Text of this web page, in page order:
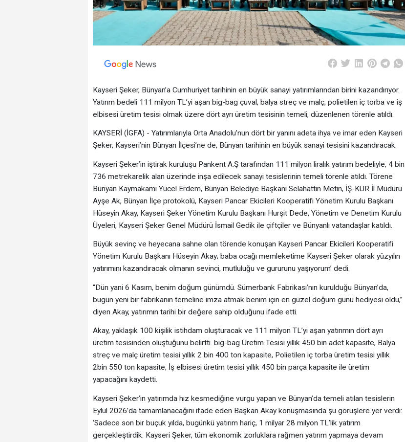
Kayseri Şeker, Bünyan’a Cumhuriyet tarihinin en büyük sanayi yatırımlarından birini kazandırıyor.
Yatırım bedeli 111 milyon TL’yi aşan big-bag çuval, balya streç ve malç, polietilen iç torba ve iş
elbisesi üretim tesisi olmak üzere dört ayrı üretim tesisinin temeli, düzenlenen törenle atıldı.
KAYSERİ (İGFA) - Yatırımlarıyla Orta Anadolu’nun dört bir yanını adeta ihya ve imar eden Kayseri
Şeker, Kayseri’nin Bünyan İlçesi’ne de, Bünyan tarihinin en büyük sanayi tesisini kazandıracak.
Kayseri Şeker’in iştirak kuruluşu Pankent A.Ş tarafından 111 milyon liralık yatırım bedeliyle, 4 bin
736 metrekarelik alan üzerinde inşa edilecek sanayi tesislerinin temeli törenle atıldı. Törene
Bünyan Kaymakamı Yücel Erdem, Bünyan Belediye Başkanı Selahattin Metin, İŞ-KUR İl Müdürü
Ayşe Ak, Bünyan İlçe protokolü, Kayseri Pancar Ekicileri Kooperatifi Yönetim Kurulu Başkanı
Hüseyin Akay, Kayseri Şeker Yönetim Kurulu Başkanı Hurşit Dede, Yönetim ve Denetim Kurulu
Üyeleri, Kayseri Şeker Genel Müdürü İsmail Gedik ile çiftçiler ve Bünyanlı vatandaşlar katıldı.
Büyük sevinç ve heyecana sahne olan törende konuşan Kayseri Pancar Ekicileri Kooperatifi
Yönetim Kurulu Başkanı Hüseyin Akay; baba ocağı memleketime Kayseri Şeker olarak yüzyılın
yatırımını kazandıracak olmanın sevinci, mutluluğu ve gururunu yaşıyorum’ dedi.
“Dün yani 6 Kasım, benim doğum günümdü. Sümerbank Fabrikası’nın kurulduğu Bünyan’da,
bugün yeni bir fabrikanın temeline imza atmak benim için en güzel doğum günü hediyesi oldu,”
diyen Akay, yatırımın tarihi bir değere sahip olduğunu ifade etti.
Akay, yaklaşık 100 kişilik istihdam oluşturacak ve 111 milyon TL’yi aşan yatırımın dört ayrı
üretim tesisinden oluştuğunu belirtti. big-bag Üretim Tesisi yıllık 450 bin adet kapasite, Balya
streç ve malç üretim tesisi yıllık 2 bin 400 ton kapasite, Polietilen iç torba üretim tesisi yıllık
2bin 550 ton kapasite, İş elbisesi üretim tesisi yıllık 450 bin parça kapasite ile üretim
yapacağını kaydetti.
Kayseri Şeker’in yatırımda hız kesmediğine vurgu yapan ve Bünyan’da temeli atılan tesislerin
Eylül 2026’da tamamlanacağını ifade eden Başkan Akay konuşmasında şu görüşlere yer verdi:
‘Sadece son bir buçuk yılda, bugünkü yatırım hariç, 1 milyar 28 milyon TL’lik yatırım
gerçekleştirdik. Kayseri Şeker, tüm ekonomik zorluklara rağmen yatırım yapmaya devam